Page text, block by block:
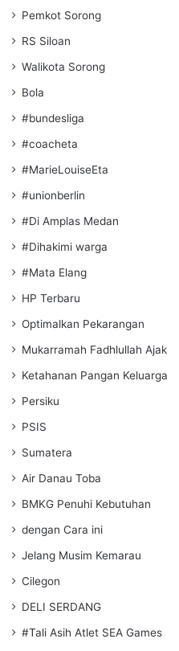
Pemkot Sorong
RS Siloan
Walikota Sorong
Bola
#bundesliga
#coacheta
#MarieLouiseEta
#unionberlin
#Di Amplas Medan
#Dihakimi warga
#Mata Elang
HP Terbaru
Optimalkan Pekarangan
Mukarramah Fadhlullah Ajak
Ketahanan Pangan Keluarga
Persiku
PSIS
Sumatera
Air Danau Toba
BMKG Penuhi Kebutuhan
dengan Cara ini
Jelang Musim Kemarau
Cilegon
DELI SERDANG
#Tali Asih Atlet SEA Games